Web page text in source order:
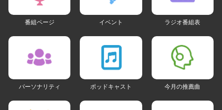
番組ページ イベント ラジオ番組表
パーソナリティ ポッドキャスト 今月の推薦曲